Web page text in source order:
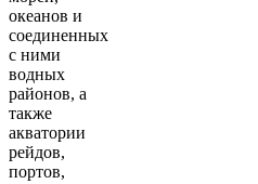
океанов и
соединенных
с ними
водных
районов, а
также
акватории
рейдов,
портов,